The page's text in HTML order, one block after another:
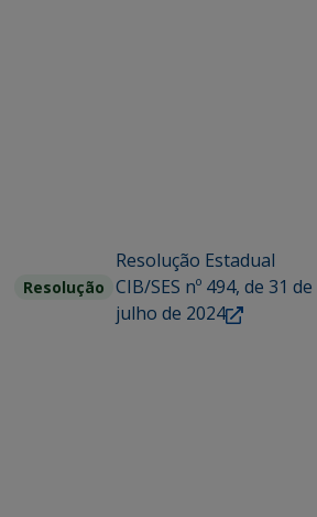
Resolução
Resolução Estadual
CIB/SES nº 494, de 31 de
julho de 2024